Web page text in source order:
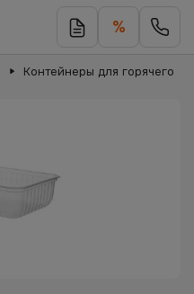
%
Контейнеры для горячего